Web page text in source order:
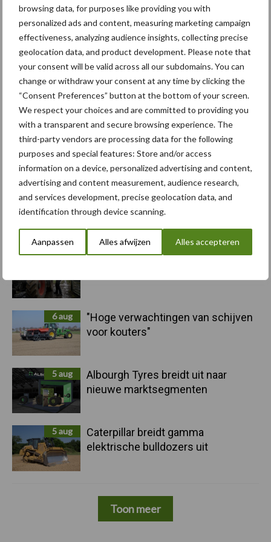
browsing data, for purposes like providing you with
personalized ads and content, measuring marketing campaign
effectiveness, analyzing audience insights, collecting precise
geolocation data, and product development. Please note that
your consent will be valid across all our subdomains. You can
change or withdraw your consent at any time by clicking the
“Consent Preferences” button at the bottom of your screen.
We respect your choices and are committed to providing you
with a transparent and secure browsing experience. The
third-party vendors are processing data for the following
purposes and special features: Store and/or access
information on a device, personalized advertising and content,
advertising and content measurement, audience research,
and services development, precise geolocation data, and
identification through device scanning.
Aanpassen Alles afwijzen Alles accepteren
Primaire
Sidebar
Recent nieuws Partner nieuws
10 aug
Tot 5 ton per wiel om
ondergrondverdichting te beperken
10 aug
Machines en werktuigen gewild
6 aug
"Hoge verwachtingen van schijven
voor kouters"
5 aug
Albourgh Tyres breidt uit naar
nieuwe marktsegmenten
5 aug
Caterpillar breidt gamma
elektrische bulldozers uit
Toon meer
Beregening /
Irrigatie
Hakselen
Toon meer